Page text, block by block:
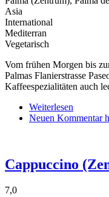
Asia
International
Mediterran
Vegetarisch
Vom frühen Morgen bis
Palmas Flanierstrasse
Kaffeespezialitäten auch
Weiterlesen
Neuen Kommentar
Cappuccino
7,0